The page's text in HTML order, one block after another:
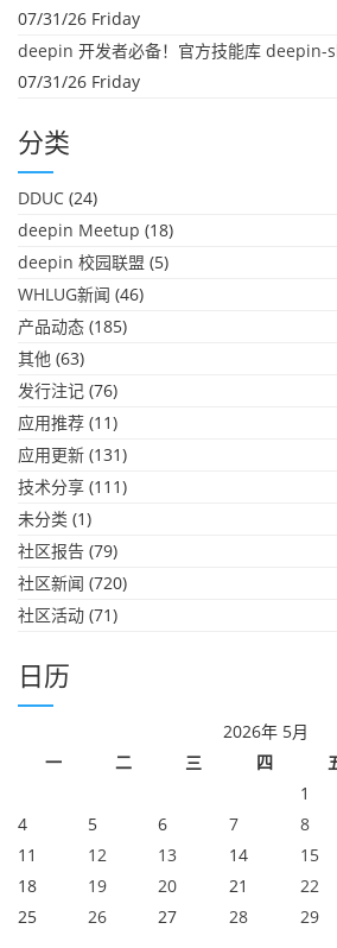
07/31/26 Friday
deepin 开发者必备！官方技能库 deepin-
07/31/26 Friday
分类
DDUC (24)
deepin Meetup (18)
deepin 校园联盟 (5)
WHLUG新闻 (46)
产品动态 (185)
其他 (63)
发行注记 (76)
应用推荐 (11)
应用更新 (131)
技术分享 (111)
未分类 (1)
社区报告 (79)
社区新闻 (720)
社区活动 (71)
日历
2026年 5月
一
二 三 四
1
4
5 6 7 8
11
12 13 14 15
18
19 20 21 22
25
26 27 28 29